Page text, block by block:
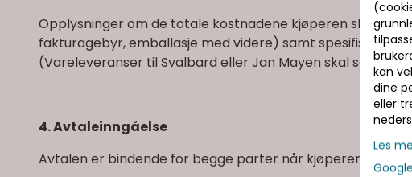
Opplysninger om de totale kostnadene kjøperen skal
fakturagebyr, emballasje med videre) samt spesifisering
(Vareleveranser til Svalbard eller Jan Mayen skal selges
4. Avtaleinngåelse
Avtalen er bindende for begge parter når kjøperens
kan
dine
eller
Les